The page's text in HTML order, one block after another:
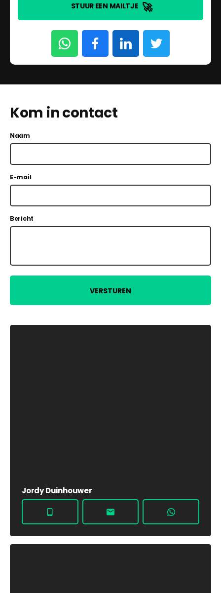
STUUR EEN MAILTJE 🚀
Kom in contact
Naam
E-mail
Bericht
VERSTUREN
Jordy Duinhouwer